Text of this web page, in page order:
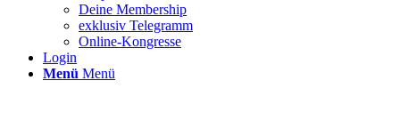
Deine Membership
exklusiv Telegramm
Online-Kongresse
Login
Menü Menü